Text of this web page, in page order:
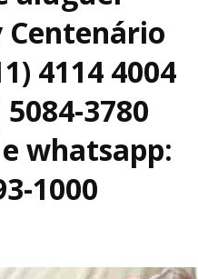
Centenário
4114 4004
3780
whatsapp:
1000